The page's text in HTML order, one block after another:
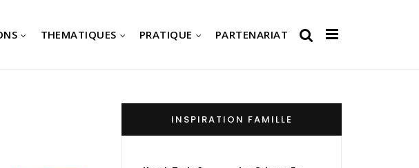
THEMATIQUES PRATIQUE PARTENARIAT
INSPIRATION FAMILLE